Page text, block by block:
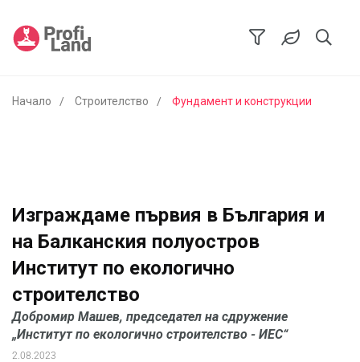
Начало Строителство Фундамент и конструкции
Изграждаме първия в България и
на Балканския полуостров
Институт по екологично
строителство
Добромир Машев, председател на сдружение
„Институт по екологично строителство - ИЕС“
2.08.2023